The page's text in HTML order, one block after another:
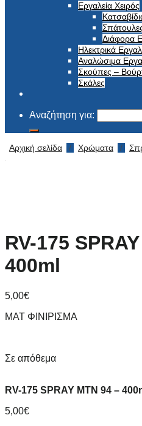
Εργαλεία Χειρός
Διάφορα
Ηλεκτρικά
Αναλώσιμα
Σκούπες –
Σκάλες
Αναζήτηση για:
Αρχική σελίδα / Χρώματα /
RV-175
400ml
5,00€
ΜΑΤ ΦΙΝΙΡΙΣΜΑ
Σε απόθεμα
RV-175 SPRAY MTN 94 –
5,00€